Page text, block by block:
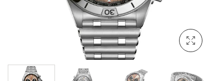
Mehr erfahren: Ikonische Uhren von Cartier